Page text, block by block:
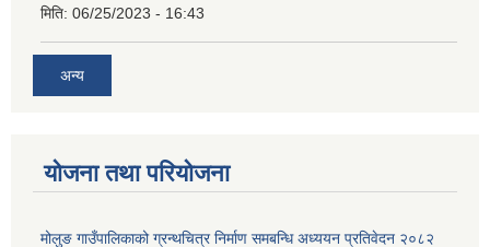
मिति: 06/25/2023 - 16:43
अन्य
योजना तथा परियोजना
मोलुङ गाउँपालिकाको ग्रन्थचित्र निर्माण समबन्धि अध्ययन प्रतिवेदन २०८२